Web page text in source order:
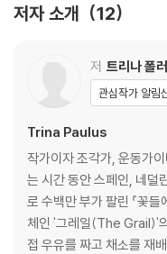
다. 창의성과 탐구심, 그리고
“그림을 보고도 이 책을 집
스 리뷰
“창조적인 아이들(그리고
로 만드는 것의 중요성에 관
[도서] 담을 넘은 아이 : 제
황금도깨비상 수상작)
2019 제25회 황금도깨비상
10. 간절한 이름
12. 담 밖으로 한 걸음
『거짓말주의보』
새로 온 아이
내 동생 유준이
거짓말은 아니야
거짓말주의보
최악의 거짓말
저자 소개 12
저 트리나 폴
관심작가 알림
Trina Paulus
작가이자 조각가, 운동가
는 시간 동안 스페인, 네덜
로 수백만 부가 팔린 『꽃
체인 '그레일(The Grail)'
접 우유를 짜고 채소를 재